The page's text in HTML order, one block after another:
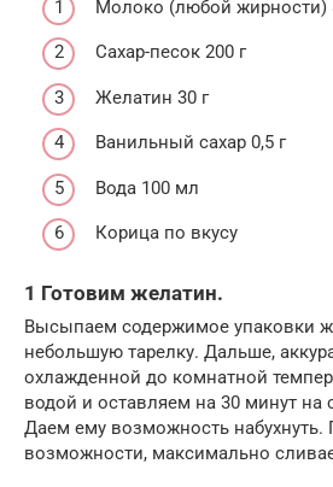
Молоко (любой жирности)
Сахар-песок 200 г
Желатин 30 г
Ванильный сахар 0,5 г
Вода 100 мл
Корица по вкусу
1 Готовим желатин.
Высыпаем содержимое упаковки
небольшую тарелку. Дальше,
охлажденной до комнатной
водой и оставляем на 30 минут на
Даем ему возможность набухнуть.
возможности, максимально